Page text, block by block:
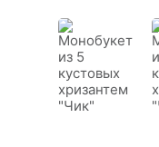
о подарке